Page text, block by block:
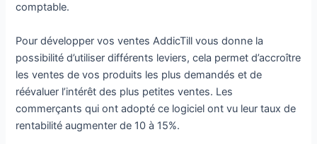
comptable.
Pour développer vos ventes AddicTill vous donne la
possibilité d’utiliser différents leviers, cela permet d’accroître
les ventes de vos produits les plus demandés et de
réévaluer l’intérêt des plus petites ventes. Les
commerçants qui ont adopté ce logiciel ont vu leur taux de
rentabilité augmenter de 10 à 15%.